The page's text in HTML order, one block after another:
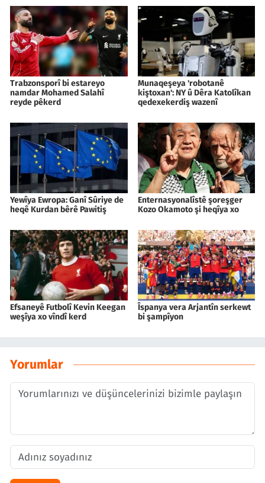
Trabzonsporî bi estareyo
namdar Mohamed Salahî
reyde pêkerd
Munaqeşeya 'robotanê
kiştoxan': NY û Dêra Katolîkan
qedexekerdiş wazenî
Yewîya Ewropa: Ganî Sûriye de
heqê Kurdan bêrê Pawitiş
Enternasyonalîstê şoreşger
Kozo Okamoto şi heqîya xo
Efsaneyê Futbolî Kevin Keegan
weşîya xo vîndî kerd
Îspanya vera Arjantîn serkewt
bi şampîyon
Yorumlar